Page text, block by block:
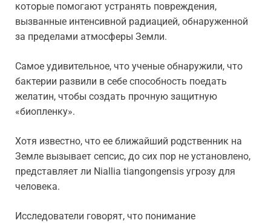
которые помогают устранять повреждения,
вызванные интенсивной радиацией, обнаруженной
за пределами атмосферы Земли.
Самое удивительное, что ученые обнаружили, что
бактерии развили в себе способность поедать
желатин, чтобы создать прочную защитную
«биопленку».
Хотя известно, что ее ближайший родственник на
Земле вызывает сепсис, до сих пор не установлено,
представляет ли Niallia tiangongensis угрозу для
человека.
Исследователи говорят, что понимание